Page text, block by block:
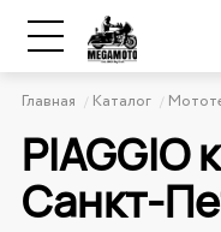
Главная Каталог
PIAGGIO
Санкт-